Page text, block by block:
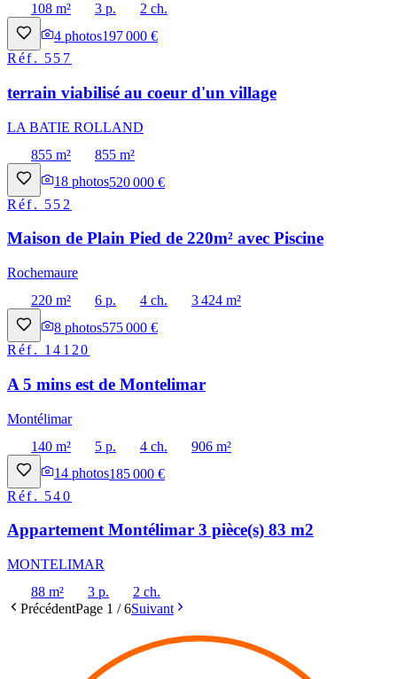
108 m²
3 p.
2 ch.
4 photos197 000 €
Réf. 557
terrain viabilisé au coeur d'un village
LA BATIE ROLLAND
855 m²
855 m²
18 photos520 000 €
Réf. 552
Maison de Plain Pied de 220m² avec Piscine
Rochemaure
220 m²
6 p. 4 ch.
3 424 m²
8 photos575 000 €
Réf. 14120
A 5 mins est de Montelimar
Montélimar
140 m²
5 p. 4 ch.
906 m²
14 photos185 000 €
Réf. 540
Appartement Montélimar 3 pièce(s) 83 m2
MONTELIMAR
88 m²
3 p.
2 ch.
PrécédentPage 1 /6Suivant